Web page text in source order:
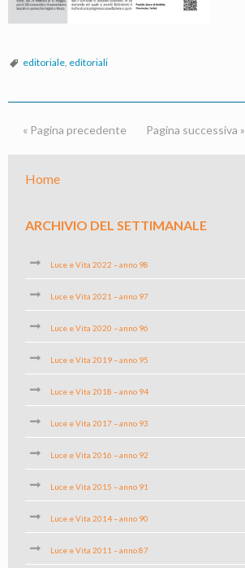
editoriale, editoriali
« Pagina precedente Pagina successiva »
Home
ARCHIVIO DEL SETTIMANALE
Luce e Vita 2022 – anno 98
Luce e Vita 2021 – anno 97
Luce e Vita 2020 – anno 96
Luce e Vita 2019 – anno 95
Luce e Vita 2018 – anno 94
Luce e Vita 2017 – anno 93
Luce e Vita 2016 – anno 92
Luce e Vita 2015 – anno 91
Luce e Vita 2014 – anno 90
Luce e Vita 2011 – anno 87